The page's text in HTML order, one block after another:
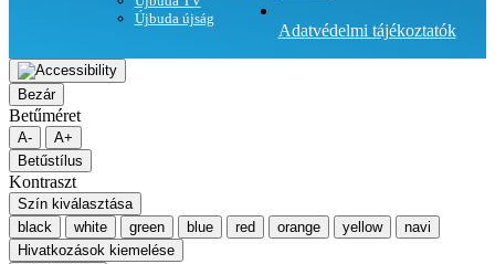
Újbuda újság
Adatvédelmi tájékoztatók
Bezár
Betűméret
A-
A+
Betűstílus
Kontraszt
Szín kiválasztása
black
white green blue red orange yellow
navi
Hivatkozások kiemelése